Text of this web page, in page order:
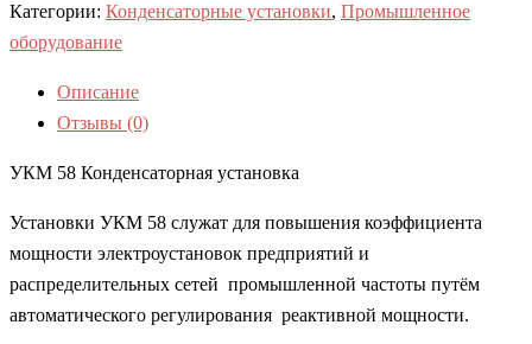
Категории: Конденсаторные установки, Промышленное
оборудование
Описание
Отзывы (0)
УКМ 58 Конденсаторная установка
Установки УКМ 58 служат для повышения коэффициента
мощности электроустановок предприятий и
распределительных сетей промышленной частоты путём
автоматического регулирования реактивной мощности.